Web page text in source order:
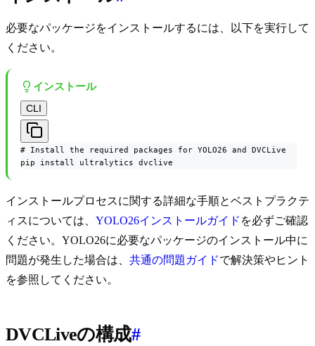
必要なパッケージをインストールするには、以下を実行して
ください。
インストール
CLI
# Install the required packages for YOLO26 and DVCLive
pip install ultralytics dvclive
インストールプロセスに関する詳細な手順とベストプラクテ
ィスについては、 YOLO26インストールガイド を必ずご確認
ください。YOLO26に必要なパッケージのインストール中に
問題が発生した場合は、 共通の問題ガイドで解決策やヒント
を参照してください。
DVCLiveの構成#